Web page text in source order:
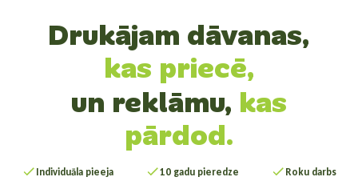
Drukājam dāvanas,
kas priecē,
un reklāmu, kas
pārdod.
Individuāla pieeja 10 gadu pieredze Roku darbs